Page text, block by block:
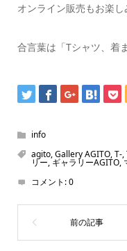
オンライン販売もお楽し
合言葉は「Tシャツ、着
info
agito,Gallery AGITO,T-,
リー,ギャラリーAGITO,
コメント:0